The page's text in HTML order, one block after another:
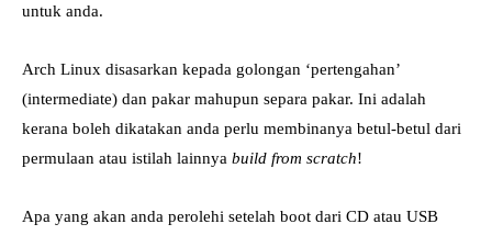
untuk anda.
Arch Linux disasarkan kepada golongan ‘pertengahan’
(intermediate) dan pakar mahupun separa pakar. Ini adalah
kerana boleh dikatakan anda perlu membinanya betul-betul dari
permulaan atau istilah lainnya build from scratch!
Apa yang akan anda perolehi setelah boot dari CD atau USB